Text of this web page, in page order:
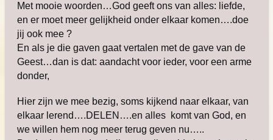
Met mooie woorden…God geeft ons van alles: liefde,
en er moet meer gelijkheid onder elkaar komen….doe
jij ook mee ?
En als je die gaven gaat vertalen met de gave van de
Geest…dan is dat: aandacht voor ieder, voor een arme
donder,
Hier zijn we mee bezig, soms kijkend naar elkaar, van
elkaar lerend….DELEN….en alles komt van God, en
we willen hem nog meer terug geven nu…..